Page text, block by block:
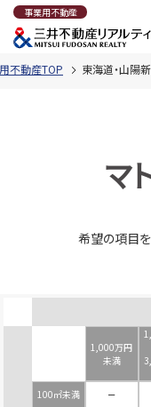
事業用不動産
不動産TOP 東海道・山陽
マ
希望の項目
1,000万円
未満
100㎡未満 －